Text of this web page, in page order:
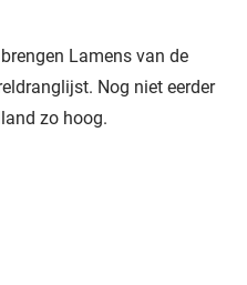
Lamens van de
Nog niet eerder
zo hoog.